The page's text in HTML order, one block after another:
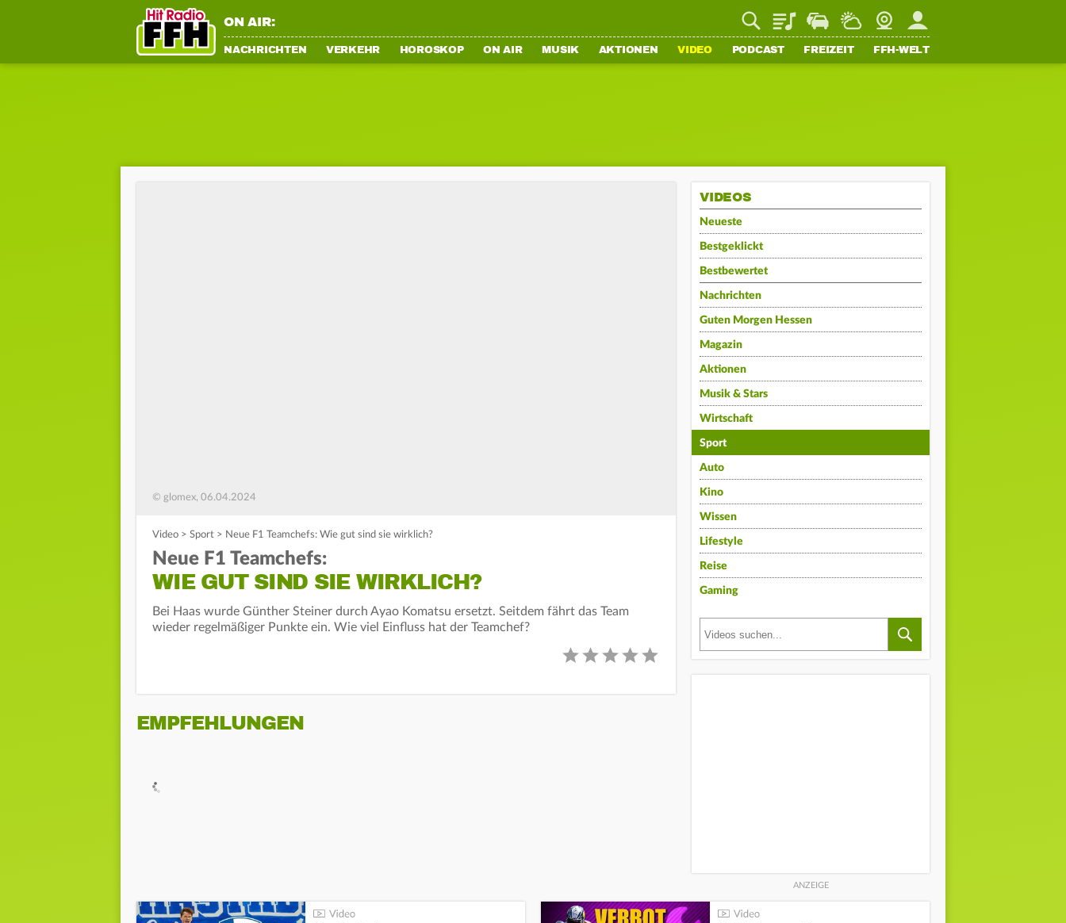
ON AIR: PlaylistStaupilotWetterWebcamMein FFH
NACHRICHTEN VERKEHR HOROSKOP ON AIR MUSIK AKTIONEN VIDEO PODCAST FREIZEIT FFH-WELT
© glomex, 06.04.2024
Video > Sport > Neue F1 Teamchefs: Wie gut sind sie wirklich?
Neue F1 Teamchefs:
WIE GUT SIND SIE WIRKLICH?
Bei Haas wurde Günther Steiner durch Ayao Komatsu ersetzt. Seitdem fährt das Team
wieder regelmäßiger Punkte ein. Wie viel Einfluss hat der Teamchef?
EMPFEHLUNGEN
VIDEOS
Neueste
Bestgeklickt
Bestbewertet
Nachrichten
Guten Morgen Hessen
Magazin
Aktionen
Musik & Stars
Wirtschaft
Sport
Auto
Kino
Wissen
Lifestyle
Reise
Gaming